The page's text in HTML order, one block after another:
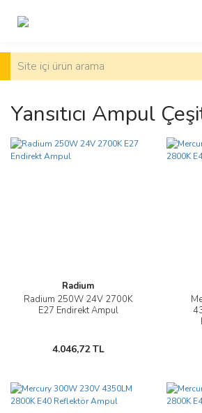
Yansıtıcı Ampul
Radium
Radium 250W 24V 2700K
E27 Endirekt Ampul
4.046,72 TL